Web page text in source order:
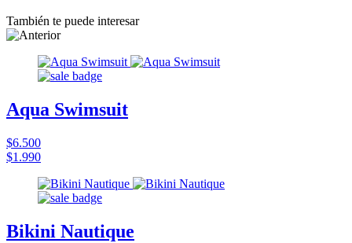
También te puede interesar
Aqua Swimsuit
$6.500
$1.990
Bikini Nautique